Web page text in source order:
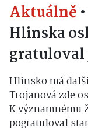
Aktuálně •
Hlinska
gratuloval
Hlinsko má
Trojanová zde
K
pogratuloval